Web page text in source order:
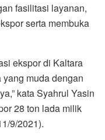
fasilitasi layanan,
serta membuka
ekspor di Kaltara
muda dengan
kata Syahrul Yasin
28 ton lada milik
9/2021).